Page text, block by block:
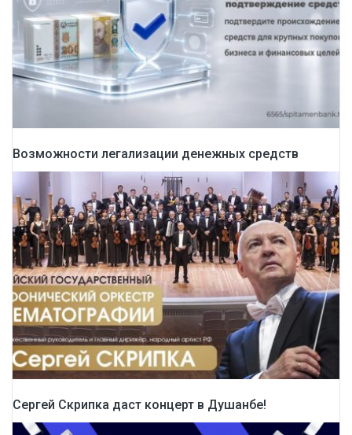
Возможности легализации денежных средств
Сергей Скрипка даст концерт в Душанбе!